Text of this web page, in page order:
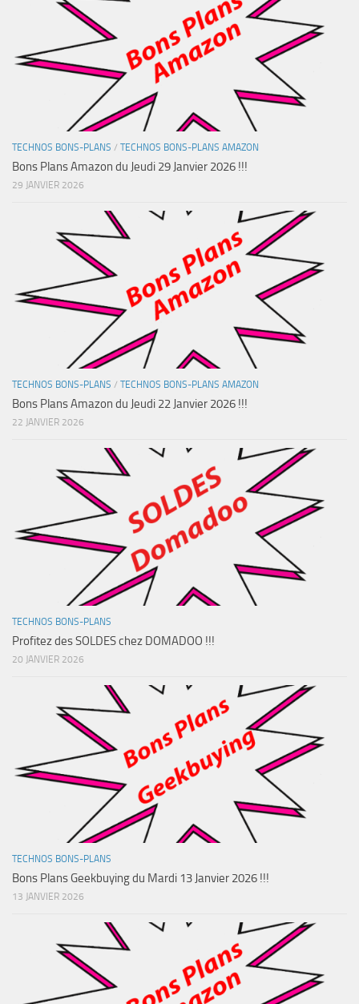
TECHNOS BONS-PLANS / TECHNOS BONS-PLANS AMAZON
Bons Plans Amazon du Jeudi 29 Janvier 2026 !!!
29 JANVIER 2026
TECHNOS BONS-PLANS / TECHNOS BONS-PLANS AMAZON
Bons Plans Amazon du Jeudi 22 Janvier 2026 !!!
22 JANVIER 2026
TECHNOS BONS-PLANS
Profitez des SOLDES chez DOMADOO !!!
20 JANVIER 2026
TECHNOS BONS-PLANS
Bons Plans Geekbuying du Mardi 13 Janvier 2026 !!!
13 JANVIER 2026